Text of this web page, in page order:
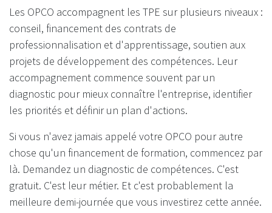
Les OPCO accompagnent les TPE sur plusieurs niveaux :
conseil, financement des contrats de
professionnalisation et d'apprentissage, soutien aux
projets de développement des compétences. Leur
accompagnement commence souvent par un
diagnostic pour mieux connaître l'entreprise, identifier
les priorités et définir un plan d'actions.
Si vous n'avez jamais appelé votre OPCO pour autre
chose qu'un financement de formation, commencez par
là. Demandez un diagnostic de compétences. C'est
gratuit. C'est leur métier. Et c'est probablement la
meilleure demi-journée que vous investirez cette année.